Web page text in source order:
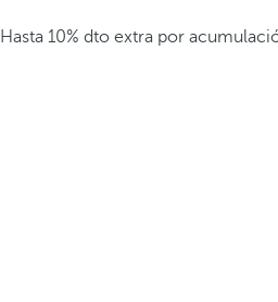
Hasta 10% dto extra por